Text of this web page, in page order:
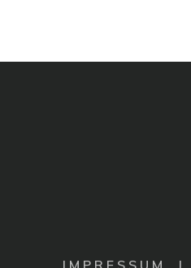
I M P R E S S U M |